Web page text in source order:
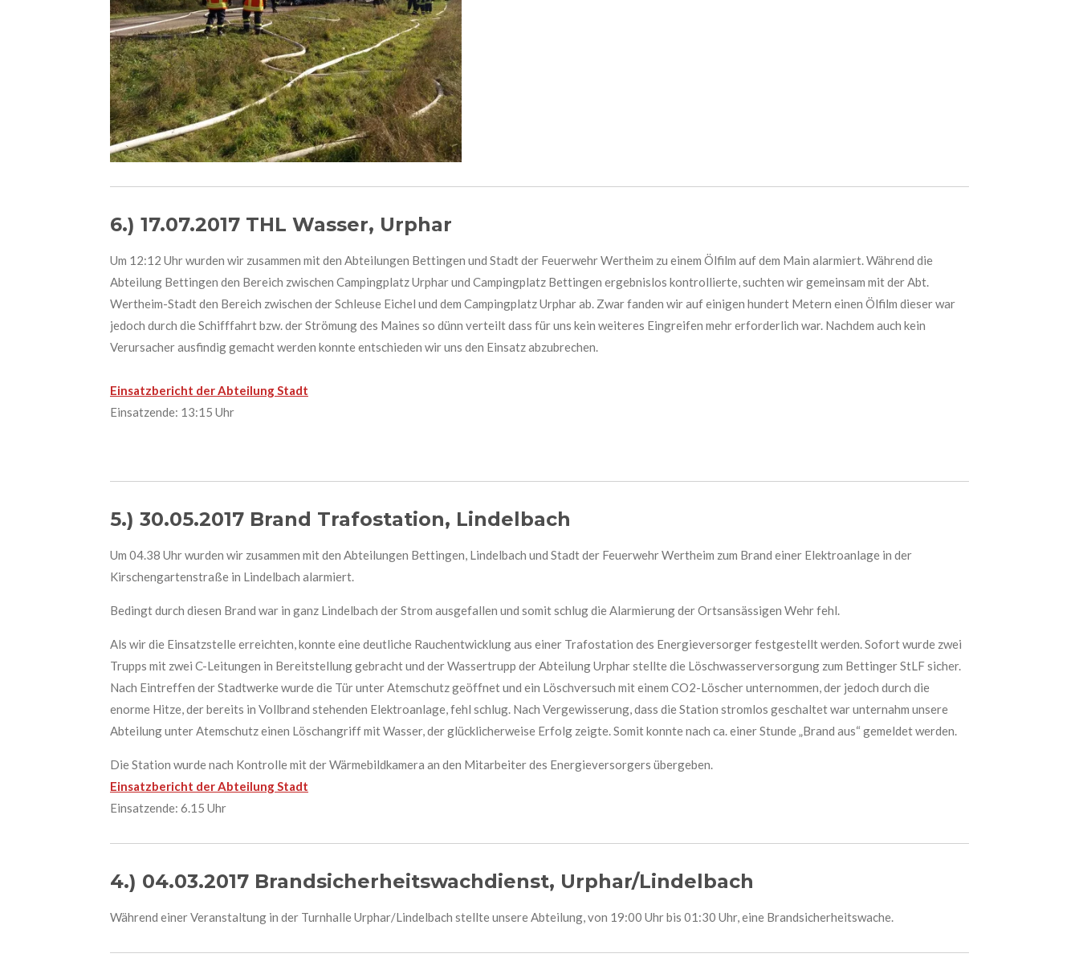
6.) 17.07.2017 THL Wasser, Urphar
Um 12:12 Uhr wurden wir zusammen mit den Abteilungen Bettingen und Stadt der Feuerwehr Wertheim zu einem Ölfilm auf dem Main alarmiert. Während die
Abteilung Bettingen den Bereich zwischen Campingplatz Urphar und Campingplatz Bettingen ergebnislos kontrollierte, suchten wir gemeinsam mit der Abt.
Wertheim-Stadt den Bereich zwischen der Schleuse Eichel und dem Campingplatz Urphar ab. Zwar fanden wir auf einigen hundert Metern einen Ölfilm dieser war
jedoch durch die Schifffahrt bzw. der Strömung des Maines so dünn verteilt dass für uns kein weiteres Eingreifen mehr erforderlich war. Nachdem auch kein
Verursacher ausfindig gemacht werden konnte entschieden wir uns den Einsatz abzubrechen.
Einsatzbericht der Abteilung Stadt
Einsatzende: 13:15 Uhr
5.) 30.05.2017 Brand Trafostation, Lindelbach
Um 04.38 Uhr wurden wir zusammen mit den Abteilungen Bettingen, Lindelbach und Stadt der Feuerwehr Wertheim zum Brand einer Elektroanlage in der
Kirschengartenstraße in Lindelbach alarmiert.
Bedingt durch diesen Brand war in ganz Lindelbach der Strom ausgefallen und somit schlug die Alarmierung der Ortsansässigen Wehr fehl.
Als wir die Einsatzstelle erreichten, konnte eine deutliche Rauchentwicklung aus einer Trafostation des Energieversorger festgestellt werden. Sofort wurde zwei
Trupps mit zwei C-Leitungen in Bereitstellung gebracht und der Wassertrupp der Abteilung Urphar stellte die Löschwasserversorgung zum Bettinger StLF sicher.
Nach Eintreffen der Stadtwerke wurde die Tür unter Atemschutz geöffnet und ein Löschversuch mit einem CO2-Löscher unternommen, der jedoch durch die
enorme Hitze, der bereits in Vollbrand stehenden Elektroanlage, fehl schlug. Nach Vergewisserung, dass die Station stromlos geschaltet war unternahm unsere
Abteilung unter Atemschutz einen Löschangriff mit Wasser, der glücklicherweise Erfolg zeigte. Somit konnte nach ca. einer Stunde „Brand aus“ gemeldet werden.
Die Station wurde nach Kontrolle mit der Wärmebildkamera an den Mitarbeiter des Energieversorgers übergeben.
Einsatzbericht der Abteilung Stadt
Einsatzende: 6.15 Uhr
4.) 04.03.2017 Brandsicherheitswachdienst, Urphar/Lindelbach
Während einer Veranstaltung in der Turnhalle Urphar/Lindelbach stellte unsere Abteilung, von 19:00 Uhr bis 01:30 Uhr, eine Brandsicherheitswache.